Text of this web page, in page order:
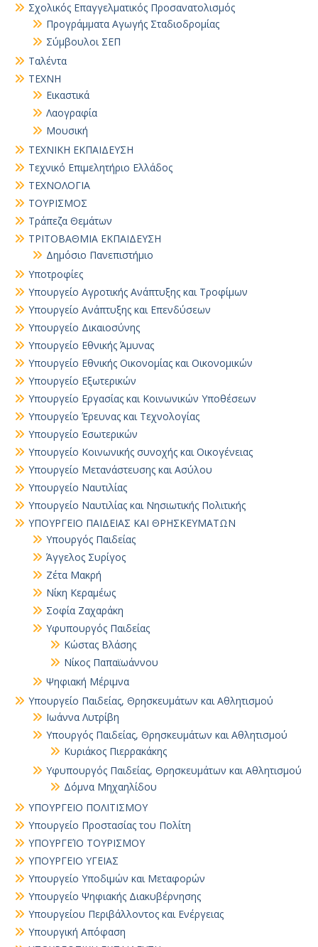
Σχολικός Επαγγελματικός Προσανατολισμός
Προγράμματα Αγωγής Σταδιοδρομίας
Σύμβουλοι ΣΕΠ
Ταλέντα
ΤΕΧΝΗ
Εικαστικά
Λαογραφία
Μουσική
ΤΕΧΝΙΚΗ ΕΚΠΑΙΔΕΥΣΗ
Τεχνικό Επιμελητήριο Ελλάδος
ΤΕΧΝΟΛΟΓΙΑ
ΤΟΥΡΙΣΜΟΣ
Τράπεζα Θεμάτων
ΤΡΙΤΟΒΑΘΜΙΑ ΕΚΠΑΙΔΕΥΣΗ
Δημόσιο Πανεπιστήμιο
Υποτροφίες
Υπουργείο Αγροτικής Ανάπτυξης και Τροφίμων
Υπουργείο Ανάπτυξης και Επενδύσεων
Υπουργείο Δικαιοσύνης
Υπουργείο Εθνικής Άμυνας
Υπουργείο Εθνικής Οικονομίας και Οικονομικών
Υπουργείο Εξωτερικών
Υπουργείο Εργασίας και Κοινωνικών Υποθέσεων
Υπουργείο Έρευνας και Τεχνολογίας
Υπουργείο Εσωτερικών
Υπουργείο Κοινωνικής συνοχής και Οικογένειας
Υπουργείο Μετανάστευσης και Ασύλου
Υπουργείο Ναυτιλίας
Υπουργείο Ναυτιλίας και Νησιωτικής Πολιτικής
ΥΠΟΥΡΓΕΙΟ ΠΑΙΔΕΙΑΣ ΚΑΙ ΘΡΗΣΚΕΥΜΑΤΩΝ
Yπουργός Παιδείας
Άγγελος Συρίγος
Ζέτα Μακρή
Νίκη Κεραμέως
Σοφία Ζαχαράκη
Υφυπουργός Παιδείας
Κώστας Βλάσης
Νίκος Παπαϊωάννου
Ψηφιακή Μέριμνα
Υπουργείο Παιδείας, Θρησκευμάτων και Αθλητισμού
Ιωάννα Λυτρίβη
Υπουργός Παιδείας, Θρησκευμάτων και Αθλητισμού
Κυριάκος Πιερρακάκης
Υφυπουργός Παιδείας, Θρησκευμάτων και Αθλητισμού
Δόμνα Μηχαηλίδου
ΥΠΟΥΡΓΕΙΟ ΠΟΛΙΤΙΣΜΟΥ
Υπουργείο Προστασίας του Πολίτη
ΥΠΟΥΡΓΕΊΟ ΤΟΥΡΙΣΜΟΥ
ΥΠΟΥΡΓΕΙΟ ΥΓΕΙΑΣ
Υπουργείο Υποδιμών και Μεταφορών
Υπουργείο Ψηφιακής Διακυβέρνησης
Υπουργείου Περιβάλλοντος και Ενέργειας
Υπουργική Απόφαση